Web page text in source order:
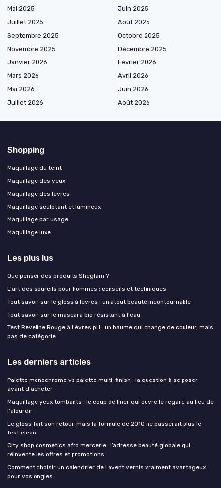
Mai 2025
Juin 2025
Juillet 2025
Août 2025
Septembre 2025
Octobre 2025
Novembre 2025
Décembre 2025
Janvier 2026
Février 2026
Mars 2026
Avril 2026
Mai 2026
Juin 2026
Juillet 2026
Août 2026
Shopping
Maquillage du teint
Maquillage des yeux
Maquillage des lèvres
Maquillage sculptant et lumineux
Maquillage par usage
Maquillage luxe
Les plus lus
Que penser des produits Sheglam ?
L'art des sourcils pour hommes : conseils et techniques
Tout savoir sur le gloss à lèvres : un atout beauté incontournable
Tout savoir sur le mascara bio résistant à l'eau
Test Reveline Rouge à Lèvres pH : un baume qui change de couleur, mais
pas de catégorie
Les derniers articles
Palette monochrome vs palette multi-finish : la question à se poser
avant d'acheter
Maquillage yeux tombants : le coup de liner qui ouvre le regard au lieu de
l'alourdir
Le gloss fait son retour, mais la formule de 2010 ne passerait plus le
test clean
City shop cosmetics afro mercerie : l’adresse beauté globale qui
réinvente les offres et promotions
Comment choisir un calendrier de l avent vernis vraiment avantageux
pour vos ongles